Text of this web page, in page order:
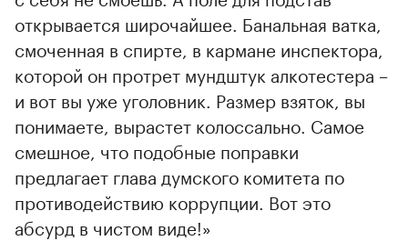
открывается широчайшее. Банальная ватка,
смоченная в спирте, в кармане инспектора,
которой он протрет мундштук алкотестера –
и вот вы уже уголовник. Размер взяток, вы
понимаете, вырастет колоссально. Самое
смешное, что подобные поправки
предлагает глава думского комитета по
противодействию коррупции. Вот это
абсурд в чистом виде!»